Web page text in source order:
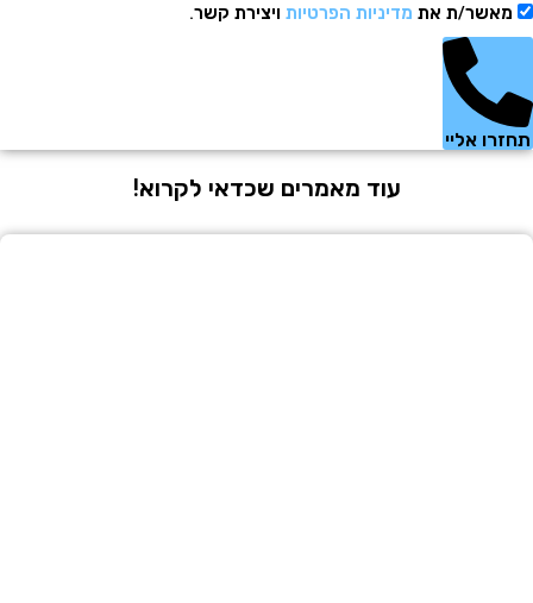
ת אתמדיניות הפרטיותויצירת קשר.
אליי
עוד מאמרים שכדאי לקרוא!